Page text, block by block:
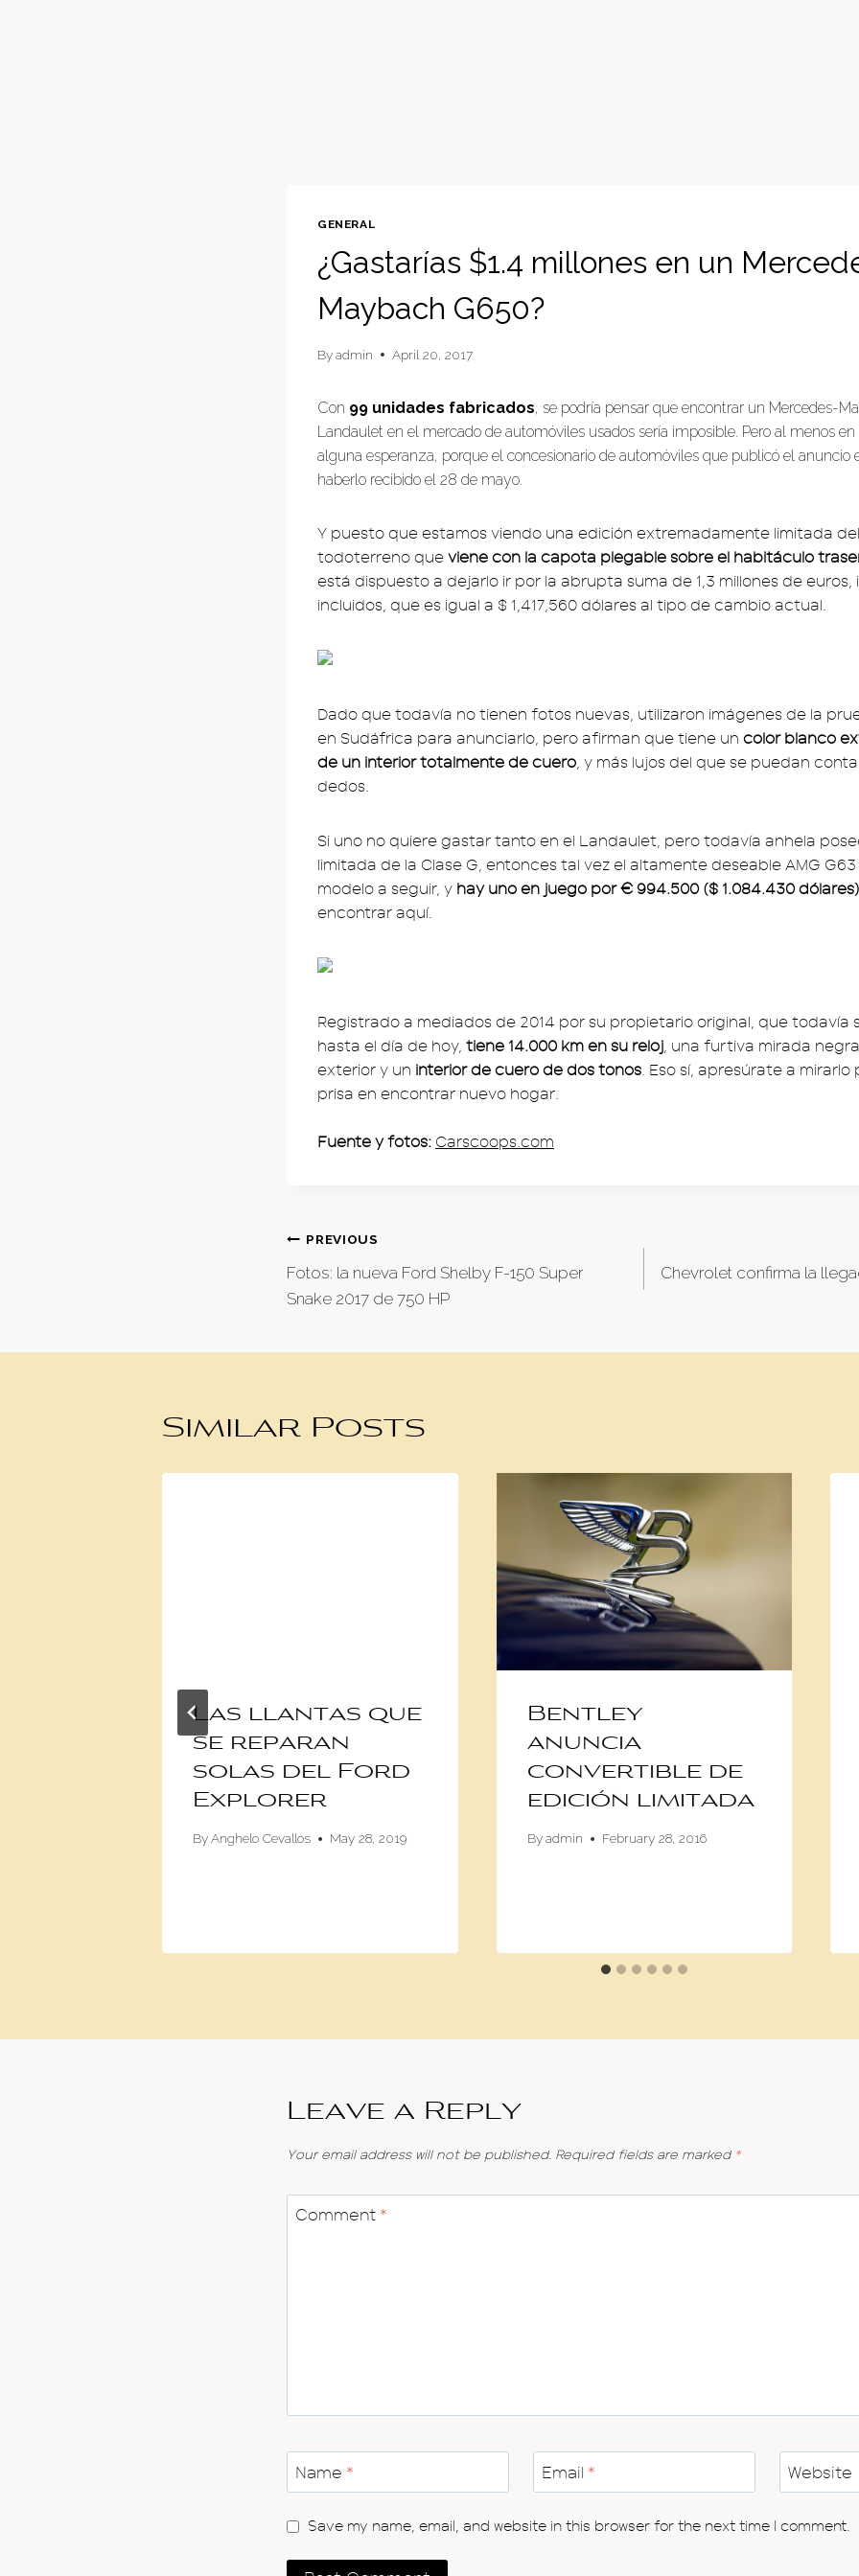
GENERAL
¿Gastarías $1.4 millones en un
Maybach G650?
Byadmin April 20, 2017
Con 99 unidades fabricados, se podría pensar que encontrar un Mercedes-
Landaulet en el mercado de automóviles usados ​​sería imposible. Pero al menos
alguna esperanza, porque el concesionario de automóviles que publicó el anuncio
haberlo recibido el 28 de mayo.
Y puesto que estamos viendo una edición extremadamente limitada
todoterreno que viene con la capota plegable sobre el habitáculo
está dispuesto a dejarlo ir por la abrupta suma de 1,3 millones de euros,
incluidos, que es igual a $ 1,417,560 dólares al tipo de cambio actual.
Dado que todavía no tienen fotos nuevas, utilizaron imágenes de la
en Sudáfrica para anunciarlo, pero afirman que tiene un color blanco
de un interior totalmente de cuero, y más lujos del que se puedan
dedos.
Si uno no quiere gastar tanto en el Landaulet, pero todavía anhela
limitada de la Clase G, entonces tal vez el altamente deseable AMG G63
modelo a seguir, y hay uno en juego por € 994.500 ($ 1.084.430 dólares)
encontrar aquí.
Registrado a mediados de 2014 por su propietario original, que todavía
hasta el día de hoy, tiene 14.000 km en su reloj, una furtiva mirada
exterior y un interior de cuero de dos tonos. Eso sí, apresúrate a
prisa en encontrar nuevo hogar.
Fuente y fotos: Carscoops.com
Post
navigation
PREVIOUS
Fotos: la nueva Ford Shelby F-150 Super
Snake 2017 de 750 HP
Chevrolet confirma la
Similar Posts
Las llantas que
se reparan
solas del Ford
Explorer
ByAnghelo Cevallos May 28, 2019
Bentley
anuncia
convertible de
edición limitada
By admin February 28, 2016
Leave a Reply
Your email address will not be published. Required fields are marked *
Comment *
Name * Email * Website
Save my name, email, and website in this browser for the next time I comment.